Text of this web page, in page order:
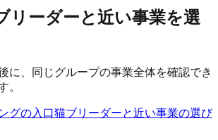
リーダーと近い事業を選
に、同じグループの事業全体を確認でき
。
グの入口猫ブリーダーと近い事業の選び